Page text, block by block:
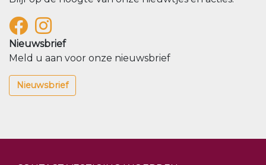
Nieuwsbrief
Meld u aan voor onze nieuwsbrief
Nieuwsbrief